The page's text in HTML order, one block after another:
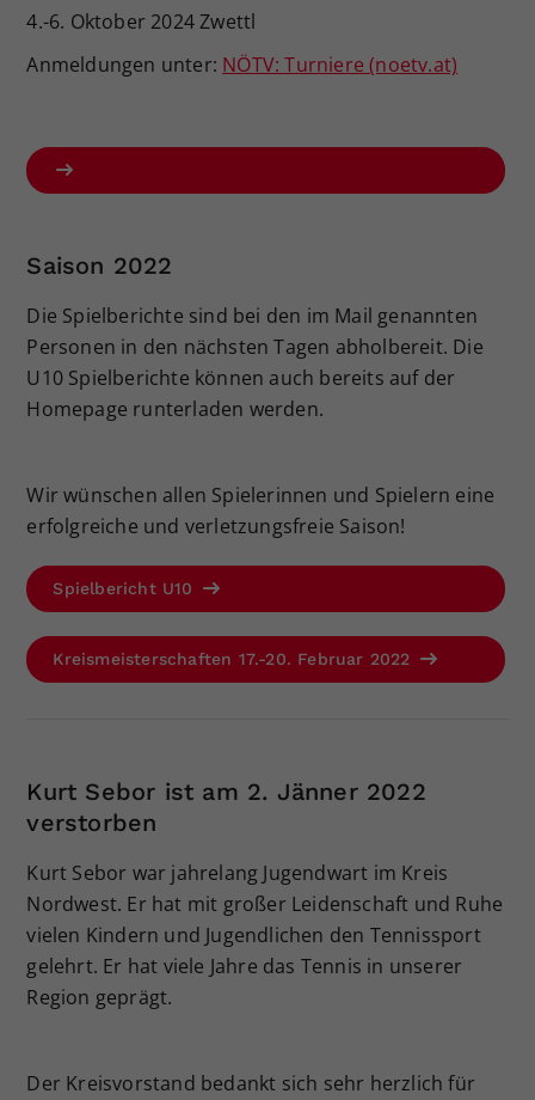
4.-6. Oktober 2024 Zwettl
Anmeldungen unter: NÖTV: Turniere (noetv.at)
Saison 2022
Die Spielberichte sind bei den im Mail genannten
Personen in den nächsten Tagen abholbereit. Die
U10 Spielberichte können auch bereits auf der
Homepage runterladen werden.
Wir wünschen allen Spielerinnen und Spielern eine
erfolgreiche und verletzungsfreie Saison!
Spielbericht U10
Kreismeisterschaften 17.-20. Februar 2022
Kurt Sebor ist am 2. Jänner 2022
verstorben
Kurt Sebor war jahrelang Jugendwart im Kreis
Nordwest. Er hat mit großer Leidenschaft und Ruhe
vielen Kindern und Jugendlichen den Tennissport
gelehrt. Er hat viele Jahre das Tennis in unserer
Region geprägt.
Der Kreisvorstand bedankt sich sehr herzlich für